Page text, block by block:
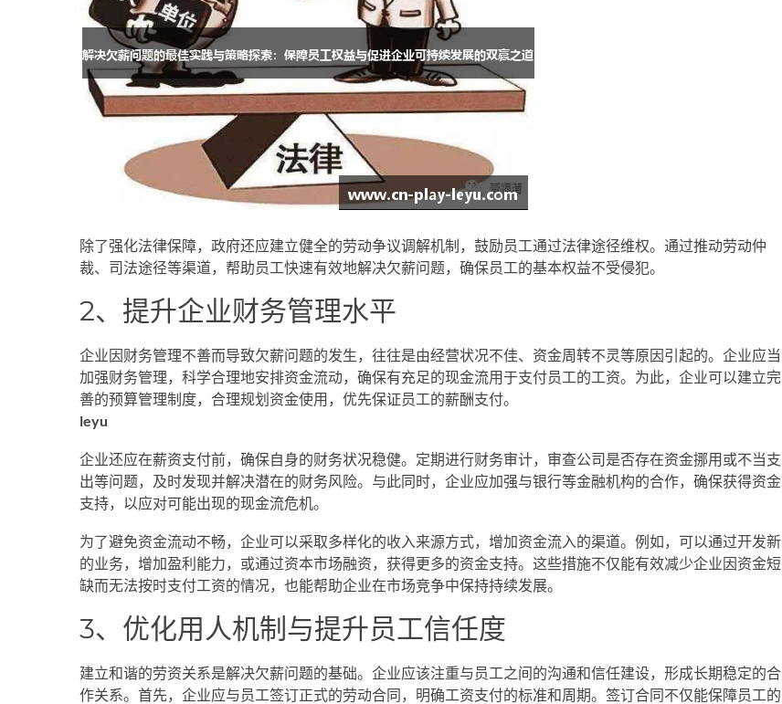
除了强化法律保障，政府还应建立健全的劳动争议调解机制，鼓励员工通过法律途径维权。通过推动劳动仲
裁、司法途径等渠道，帮助员工快速有效地解决欠薪问题，确保员工的基本权益不受侵犯。
2、提升企业财务管理水平
企业因财务管理不善而导致欠薪问题的发生，往往是由经营状况不佳、资金周转不灵等原因引起的。企业应当
加强财务管理，科学合理地安排资金流动，确保有充足的现金流用于支付员工的工资。为此，企业可以建立完
善的预算管理制度，合理规划资金使用，优先保证员工的薪酬支付。
leyu
企业还应在薪资支付前，确保自身的财务状况稳健。定期进行财务审计，审查公司是否存在资金挪用或不当支
出等问题，及时发现并解决潜在的财务风险。与此同时，企业应加强与银行等金融机构的合作，确保获得资金
支持，以应对可能出现的现金流危机。
为了避免资金流动不畅，企业可以采取多样化的收入来源方式，增加资金流入的渠道。例如，可以通过开发新
的业务，增加盈利能力，或通过资本市场融资，获得更多的资金支持。这些措施不仅能有效减少企业因资金短
缺而无法按时支付工资的情况，也能帮助企业在市场竞争中保持持续发展。
3、优化用人机制与提升员工信任度
建立和谐的劳资关系是解决欠薪问题的基础。企业应该注重与员工之间的沟通和信任建设，形成长期稳定的合
作关系。首先，企业应与员工签订正式的劳动合同，明确工资支付的标准和周期。签订合同不仅能保障员工的